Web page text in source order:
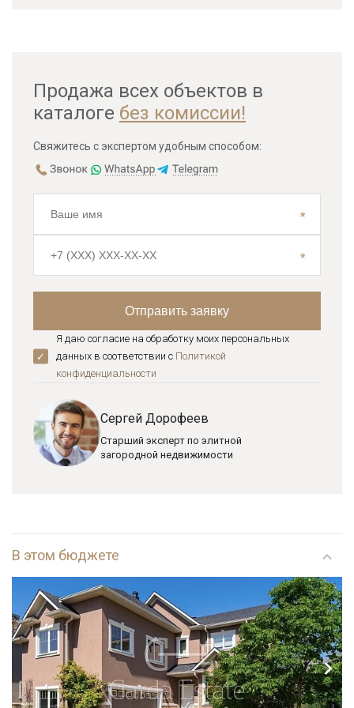
Продажа всех объектов в
каталоге без комиссии!
Свяжитесь с экспертом удобным способом:
Я даю согласие на обработку моих персональных
данных в соответствии с Политикой
конфиденциальноcти
Сергей Дорофеев
Старший эксперт по элитной
загородной недвижимости
В этом бюджете